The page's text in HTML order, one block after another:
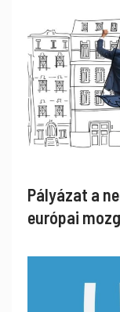
Pályázat a
európai